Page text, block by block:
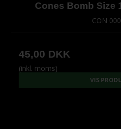
Cones Bomb Size
CON
45,00 DKK
(inkl. moms)
VIS